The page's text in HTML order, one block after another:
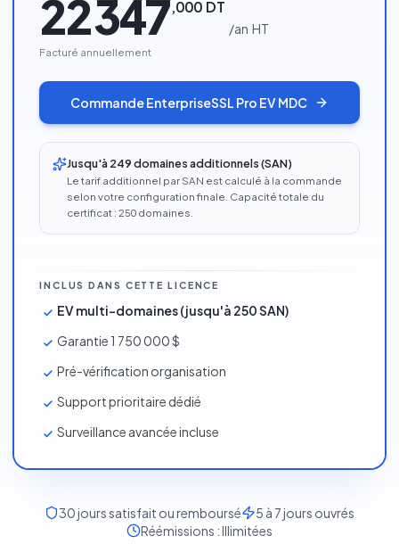
22 347,000 DT
/an HT
Facturé annuellement
CommandeEnterpriseSSL Pro EV MDC
Jusqu'à 249 domaines additionnels (SAN)
Le tarif additionnel par SAN est calculé à la commande
selon votre configuration finale. Capacité totale du
certificat : 250 domaines.
INCLUS DANS CETTE LICENCE
EV multi-domaines (jusqu'à 250 SAN)
Garantie 1 750 000 $
Pré-vérification organisation
Support prioritaire dédié
Surveillance avancée incluse
30jours satisfait ou remboursé
5 à 7 jours ouvrés
Réémissions :Illimitées